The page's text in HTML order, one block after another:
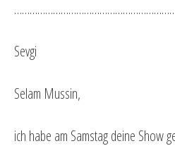
Sevgi
Selam Mussin,
ich habe am Samstag deine Show